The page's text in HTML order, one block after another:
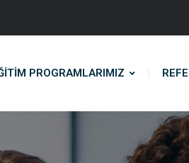
PROGRAMLARIMIZ